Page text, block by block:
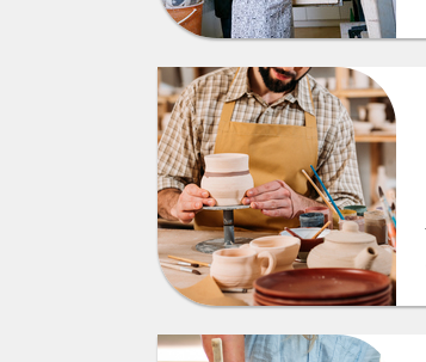
Västervik
Västerås
Ånäset